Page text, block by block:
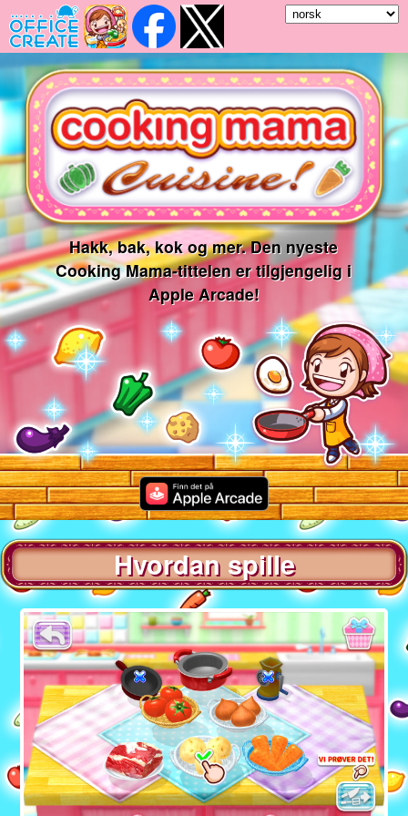
Hakk, bak, kok og mer. Den nyeste
Cooking Mama-tittelen er tilgjengelig i
Apple Arcade!
Hvordan spille